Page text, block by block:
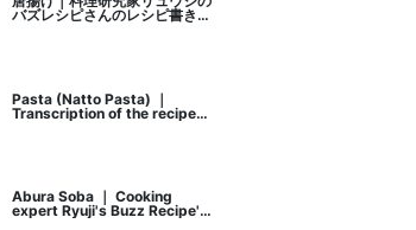
バズレシピさんのレシピ書き起
Pasta (Natto Pasta) ｜
Transcription of the recipe
by Ryuji's buzz recipe, a
Abura Soba ｜ Cooking
expert Ryuji's Buzz Recipe's